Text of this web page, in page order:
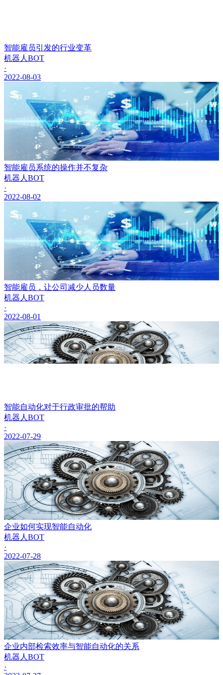
智能雇员引发的行业变革
机器人BOT
·
2022-08-03
智能雇员系统的操作并不复杂
机器人BOT
·
2022-08-02
智能雇员，让公司减少人员数量
机器人BOT
·
2022-08-01
智能自动化对于行政审批的帮助
机器人BOT
·
2022-07-29
企业如何实现智能自动化
机器人BOT
·
2022-07-28
企业内部检索效率与智能自动化的关系
机器人BOT
·